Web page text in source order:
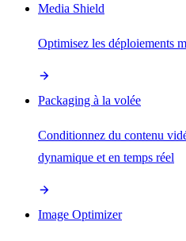
Media Shield
Optimisez les déploiements
Packaging à la volée
Conditionnez du contenu
dynamique et en temps réel
Image Optimizer